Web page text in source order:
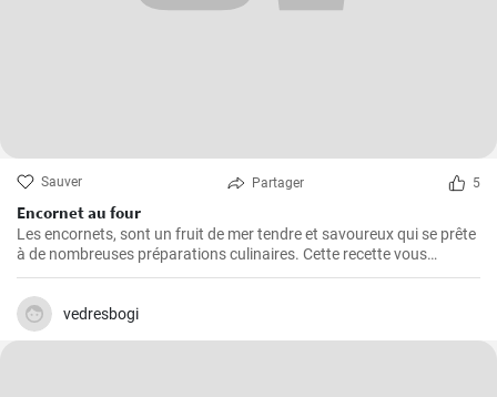
Sauver Partager 5
Encornet au four
Les encornets, sont un fruit de mer tendre et savoureux qui se prête
à de nombreuses préparations culinaires. Cette recette vous
guidera à travers les étapes pour préparer des encornets farcis avec
une garniture de légumes et de riz.
vedresbogi